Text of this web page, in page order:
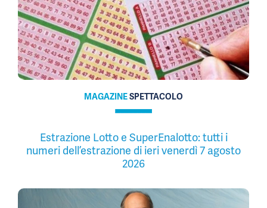
MAGAZINESPETTACOLO
Estrazione Lotto e SuperEnalotto: tutti i
numeri dell’estrazione di ieri venerdì 7 agosto
2026